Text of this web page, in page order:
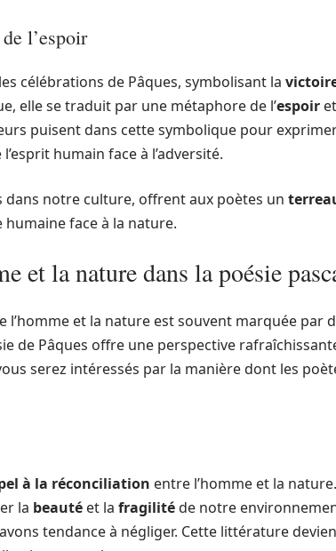
l’espoir
célébrations de Pâques, symbolisant la
elle se traduit par une métaphore de l’espoir
puisent dans cette symbolique pour
humain face à l’adversité.
dans notre culture, offrent aux poètes un
humaine face à la nature.
et la nature dans la poésie
l’homme et la nature est souvent marquée par
de Pâques offre une perspective
serez intéressés par la manière dont les
à la réconciliation entre l’homme et la
la beauté et la fragilitéde notre
tendance à négliger. Cette littérature